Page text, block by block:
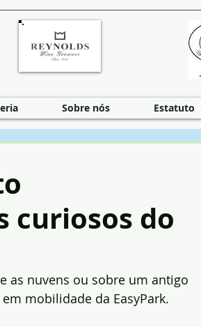
Sobre nós Estatuto
curiosos do
as nuvens ou sobre um antigo
mobilidade da EasyPark.